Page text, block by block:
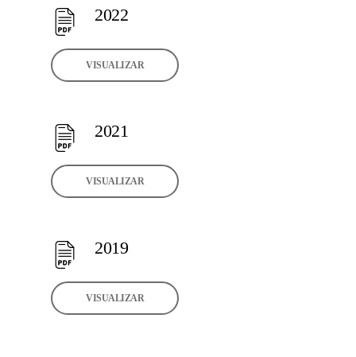
2022
VISUALIZAR
2021
VISUALIZAR
2019
VISUALIZAR